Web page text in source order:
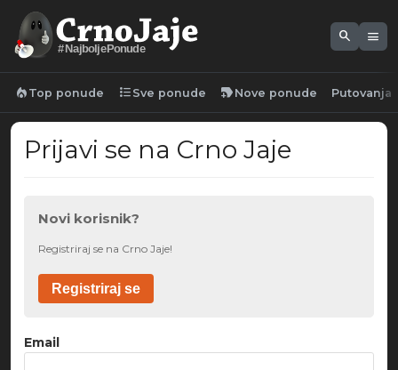
#NajboljePonude
search menu
local_fire_department Top ponude format_list_bulleted Sve ponude new_label Nove ponude Putovanja
Prijavi se na Crno Jaje
Novi korisnik?
Registriraj se na Crno Jaje!
Registriraj se
Email